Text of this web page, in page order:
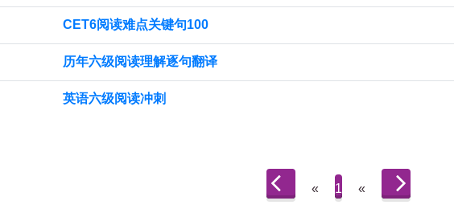
CET6阅读难点关键句100
历年六级阅读理解逐句翻译
英语六级阅读冲刺
« 1 «